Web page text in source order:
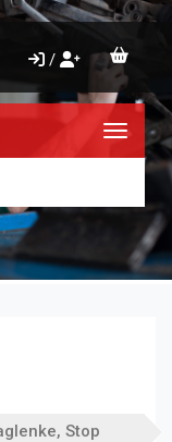
/
Toggle
Stop